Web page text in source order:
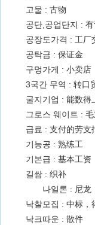
고물 : 古物
공단,공업단지 :
공장도가격 : 工厂
공탁금 : 保证金
구멍가게 : 小卖店
3국간 무역 : 转口
굴지기업 : 能数得
그로스 웨이트 :
급료 : 支付的劳支
기능공 : 熟练工
기본급 : 基本工资
길쌈 : 织补
나일론 : 尼龙
낙찰모집 : 中标，
낙크따운 : 散件